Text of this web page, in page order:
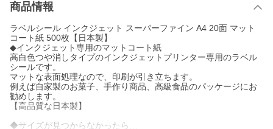
商品情報
ラベルシール インクジェット スーパーファイン A4 20面 マット
コート紙 500枚【日本製】
◆インクジェット専用のマットコート紙
高白色つや消しタイプのインクジェットプリンター専用のラベル
シールです。
マットな表面処理なので、印刷が引き立ちます。
例えば自家製のお菓子、手作り商品、高級食品のパッケージにお
勧めします。
【高品質な日本製】
◆サイズが見つからなかったら…